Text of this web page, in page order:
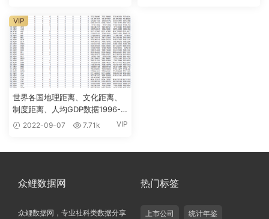
世界各国地理距离、文化距离、
制度距离、人均GDP数据1996-
2020年
2022-09-07 7.71k VIP
VIP
众鲤数据网
众鲤数据网，专业社科类数据分享
热门标签
上市公司 统计年鉴